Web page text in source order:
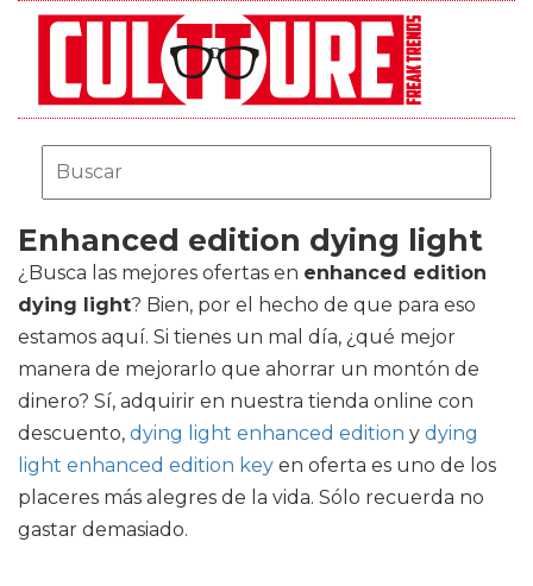
Enhanced edition dying light
¿Busca las mejores ofertas en enhanced edition
dying light? Bien, por el hecho de que para eso
estamos aquí. Si tienes un mal día, ¿qué mejor
manera de mejorarlo que ahorrar un montón de
dinero? Sí, adquirir en nuestra tienda online con
descuento, dying light enhanced edition y dying
light enhanced edition key en oferta es uno de los
placeres más alegres de la vida. Sólo recuerda no
gastar demasiado.